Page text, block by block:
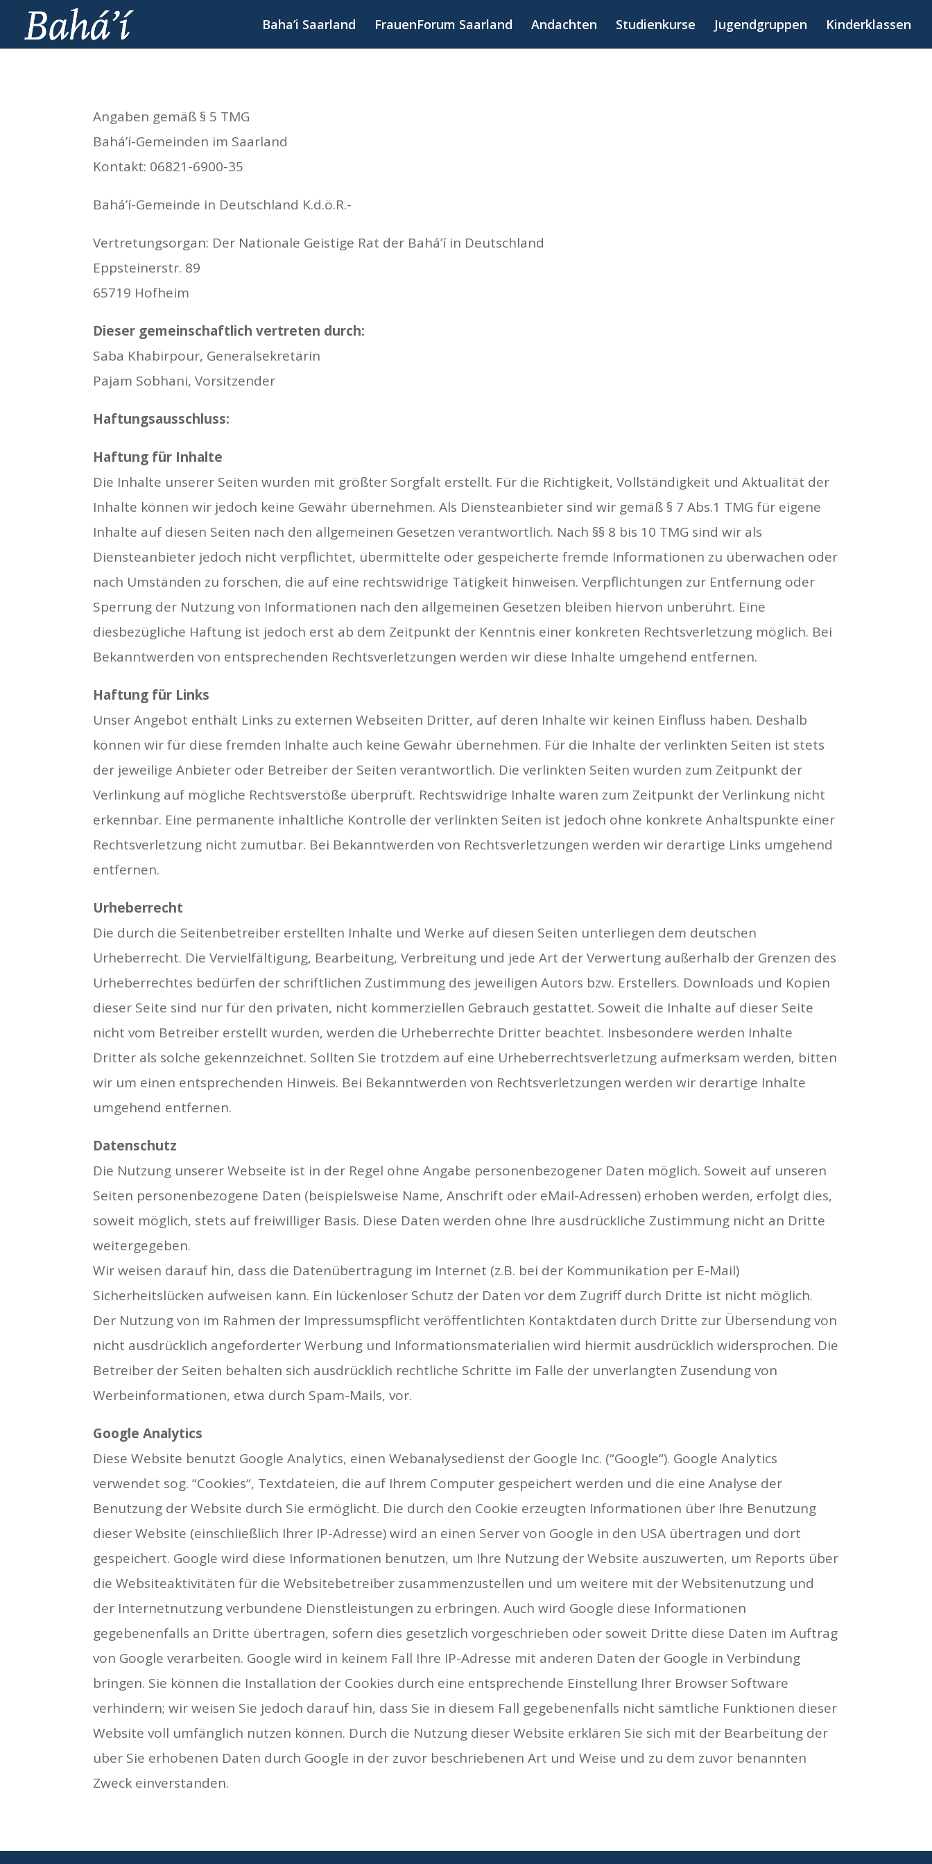
Baha’i Saarland FrauenForum Saarland Andachten Studienkurse Jugendgruppen Kinderklassen
Angaben gemäß § 5 TMG
Bahá’í-Gemeinden im Saarland
Kontakt: 06821-6900-35
Bahá’í-Gemeinde in Deutschland K.d.ö.R.-
Vertretungsorgan: Der Nationale Geistige Rat der Bahá’í in Deutschland
Eppsteinerstr. 89
65719 Hofheim
Dieser gemeinschaftlich vertreten durch:
Saba Khabirpour, Generalsekretärin
Pajam Sobhani, Vorsitzender
Haftungsausschluss:
Haftung für Inhalte
Die Inhalte unserer Seiten wurden mit größter Sorgfalt erstellt. Für die Richtigkeit, Vollständigkeit und Aktualität der
Inhalte können wir jedoch keine Gewähr übernehmen. Als Diensteanbieter sind wir gemäß § 7 Abs.1 TMG für eigene
Inhalte auf diesen Seiten nach den allgemeinen Gesetzen verantwortlich. Nach §§ 8 bis 10 TMG sind wir als
Diensteanbieter jedoch nicht verpflichtet, übermittelte oder gespeicherte fremde Informationen zu überwachen oder
nach Umständen zu forschen, die auf eine rechtswidrige Tätigkeit hinweisen. Verpflichtungen zur Entfernung oder
Sperrung der Nutzung von Informationen nach den allgemeinen Gesetzen bleiben hiervon unberührt. Eine
diesbezügliche Haftung ist jedoch erst ab dem Zeitpunkt der Kenntnis einer konkreten Rechtsverletzung möglich. Bei
Bekanntwerden von entsprechenden Rechtsverletzungen werden wir diese Inhalte umgehend entfernen.
Haftung für Links
Unser Angebot enthält Links zu externen Webseiten Dritter, auf deren Inhalte wir keinen Einfluss haben. Deshalb
können wir für diese fremden Inhalte auch keine Gewähr übernehmen. Für die Inhalte der verlinkten Seiten ist stets
der jeweilige Anbieter oder Betreiber der Seiten verantwortlich. Die verlinkten Seiten wurden zum Zeitpunkt der
Verlinkung auf mögliche Rechtsverstöße überprüft. Rechtswidrige Inhalte waren zum Zeitpunkt der Verlinkung nicht
erkennbar. Eine permanente inhaltliche Kontrolle der verlinkten Seiten ist jedoch ohne konkrete Anhaltspunkte einer
Rechtsverletzung nicht zumutbar. Bei Bekanntwerden von Rechtsverletzungen werden wir derartige Links umgehend
entfernen.
Urheberrecht
Die durch die Seitenbetreiber erstellten Inhalte und Werke auf diesen Seiten unterliegen dem deutschen
Urheberrecht. Die Vervielfältigung, Bearbeitung, Verbreitung und jede Art der Verwertung außerhalb der Grenzen des
Urheberrechtes bedürfen der schriftlichen Zustimmung des jeweiligen Autors bzw. Erstellers. Downloads und Kopien
dieser Seite sind nur für den privaten, nicht kommerziellen Gebrauch gestattet. Soweit die Inhalte auf dieser Seite
nicht vom Betreiber erstellt wurden, werden die Urheberrechte Dritter beachtet. Insbesondere werden Inhalte
Dritter als solche gekennzeichnet. Sollten Sie trotzdem auf eine Urheberrechtsverletzung aufmerksam werden, bitten
wir um einen entsprechenden Hinweis. Bei Bekanntwerden von Rechtsverletzungen werden wir derartige Inhalte
umgehend entfernen.
Datenschutz
Die Nutzung unserer Webseite ist in der Regel ohne Angabe personenbezogener Daten möglich. Soweit auf unseren
Seiten personenbezogene Daten (beispielsweise Name, Anschrift oder eMail-Adressen) erhoben werden, erfolgt dies,
soweit möglich, stets auf freiwilliger Basis. Diese Daten werden ohne Ihre ausdrückliche Zustimmung nicht an Dritte
weitergegeben.
Wir weisen darauf hin, dass die Datenübertragung im Internet (z.B. bei der Kommunikation per E-Mail)
Sicherheitslücken aufweisen kann. Ein lückenloser Schutz der Daten vor dem Zugriff durch Dritte ist nicht möglich.
Der Nutzung von im Rahmen der Impressumspflicht veröffentlichten Kontaktdaten durch Dritte zur Übersendung von
nicht ausdrücklich angeforderter Werbung und Informationsmaterialien wird hiermit ausdrücklich widersprochen. Die
Betreiber der Seiten behalten sich ausdrücklich rechtliche Schritte im Falle der unverlangten Zusendung von
Werbeinformationen, etwa durch Spam-Mails, vor.
Google Analytics
Diese Website benutzt Google Analytics, einen Webanalysedienst der Google Inc. (“Google“). Google Analytics
verwendet sog. “Cookies“, Textdateien, die auf Ihrem Computer gespeichert werden und die eine Analyse der
Benutzung der Website durch Sie ermöglicht. Die durch den Cookie erzeugten Informationen über Ihre Benutzung
dieser Website (einschließlich Ihrer IP-Adresse) wird an einen Server von Google in den USA übertragen und dort
gespeichert. Google wird diese Informationen benutzen, um Ihre Nutzung der Website auszuwerten, um Reports über
die Websiteaktivitäten für die Websitebetreiber zusammenzustellen und um weitere mit der Websitenutzung und
der Internetnutzung verbundene Dienstleistungen zu erbringen. Auch wird Google diese Informationen
gegebenenfalls an Dritte übertragen, sofern dies gesetzlich vorgeschrieben oder soweit Dritte diese Daten im Auftrag
von Google verarbeiten. Google wird in keinem Fall Ihre IP-Adresse mit anderen Daten der Google in Verbindung
bringen. Sie können die Installation der Cookies durch eine entsprechende Einstellung Ihrer Browser Software
verhindern; wir weisen Sie jedoch darauf hin, dass Sie in diesem Fall gegebenenfalls nicht sämtliche Funktionen dieser
Website voll umfänglich nutzen können. Durch die Nutzung dieser Website erklären Sie sich mit der Bearbeitung der
über Sie erhobenen Daten durch Google in der zuvor beschriebenen Art und Weise und zu dem zuvor benannten
Zweck einverstanden.